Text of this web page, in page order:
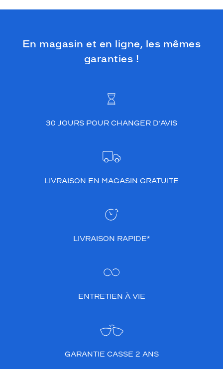
En magasin et en ligne, les mêmes
garanties !
30 JOURS POUR CHANGER D’AVIS
LIVRAISON EN MAGASIN GRATUITE
LIVRAISON RAPIDE*
ENTRETIEN À VIE
GARANTIE CASSE 2 ANS